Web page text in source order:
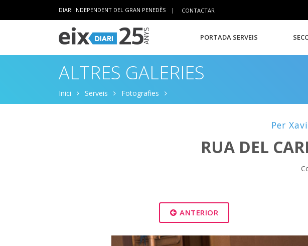
DIARI INDEPENDENT DEL GRAN PENEDÈS | CONTACTAR
PORTADA SERVEIS
ALTRES GALERIES
Inici Serveis Fotografies
Per
RUA DEL
ANTERIOR